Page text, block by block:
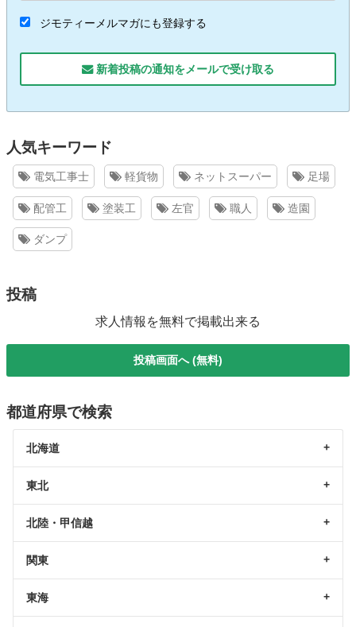
ジモティーメルマガにも登録する
新着投稿の通知をメールで受け取る
人気キーワード
電気工事士 軽貨物 ネットスーパー 足場
配管工 塗装工 左官 職人 造園
ダンプ
投稿
求人情報を無料で掲載出来る
投稿画面へ (無料)
都道府県で検索
北海道
東北
北陸・甲信越
関東
東海